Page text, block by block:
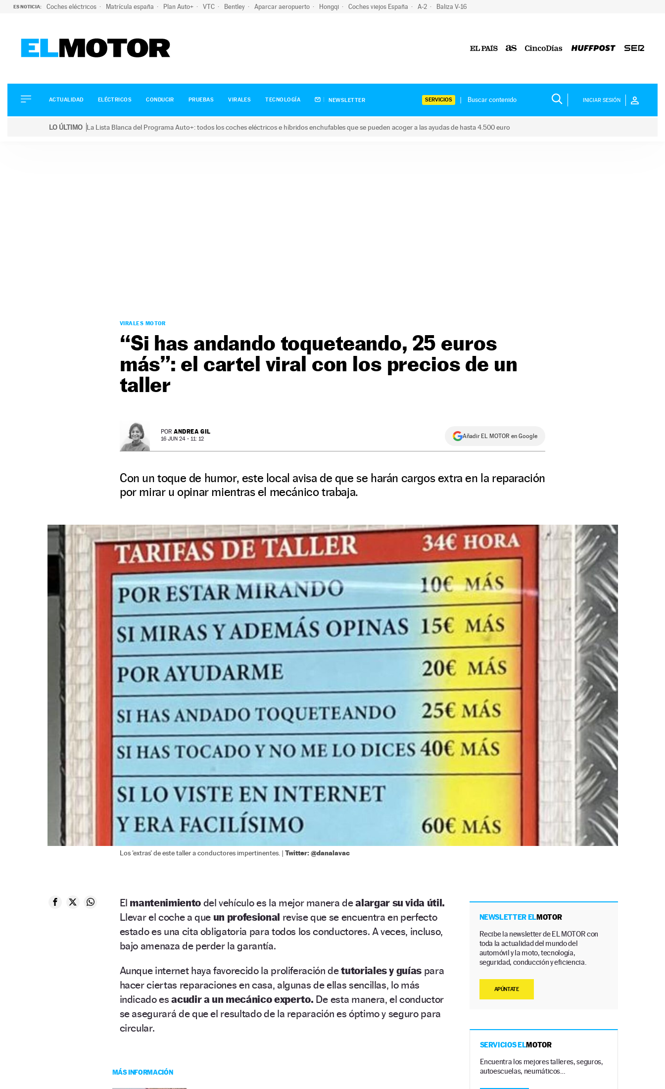
ES NOTICIA: Coches eléctricos Matrícula españa Plan Auto+ VTC Bentley Aparcar aeropuerto Hongqi Coches viejos España A-2 Baliza V-16
ELÉCTRICOS
CONDUCIR
ACTUALIDAD ELÉCTRICOS CONDUCIR PRUEBAS VIRALES TECNOLOGÍA NEWSLETTER SERVICIOS INICIAR SESIÓN
LO ÚLTIMO La Lista Blanca del Programa Auto+: todos los coches eléctricos e híbridos enchufables que se pueden acoger a las ayudas de hasta 4.500 euro
VIRALES MOTOR
“Si has andando toqueteando, 25 euros
más”: el cartel viral con los precios de un
taller
POR ANDREA GIL
16 JUN 24 - 11: 12 Añadir EL MOTOR en Google
Con un toque de humor, este local avisa de que se harán cargos extra en la reparación
por mirar u opinar mientras el mecánico trabaja.
Los 'extras' de este taller a conductores impertinentes. | Twitter: @danalavac
El mantenimiento del vehículo es la mejor manera dealargar su vida útil.
Llevar el coche a que un profesional revise que se encuentra en perfecto
estado es una cita obligatoria para todos los conductores. A veces, incluso,
bajo amenaza de perder la garantía.
Aunque internet haya favorecido la proliferación detutoriales y guías para
hacer ciertas reparaciones en casa, algunas de ellas sencillas, lo más
indicado es acudir a un mecánico experto. De esta manera, el conductor
se asegurará de que el resultado de la reparación es óptimo y seguro para
circular.
MÁS INFORMACIÓN
NEWSLETTER ELMOTOR
Recibe la newsletter de EL MOTOR con
toda la actualidad del mundo del
automóvil y la moto, tecnología,
seguridad, conducción y eficiencia.
APÚNTATE
SERVICIOS ELMOTOR
Encuentra los mejores talleres, seguros,
autoescuelas, neumáticos…